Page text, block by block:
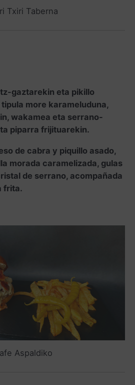
Txiri Taberna
gaztarekin eta pikillo
more karameluduna,
wakamea eta serrano-
piparra frijituarekin.
de cabra y piquillo asado,
morada caramelizada, gulas
de serrano, acompañada
frita.
Aspaldiko